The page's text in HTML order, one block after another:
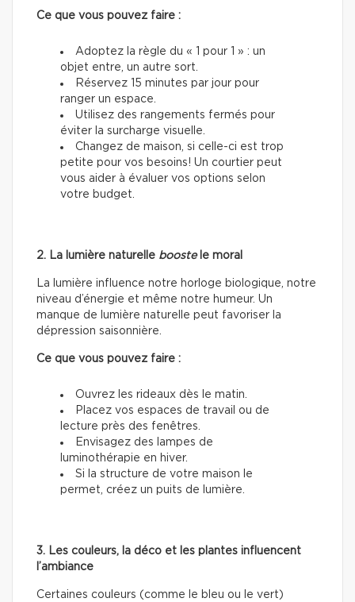
Ce que vous pouvez faire :
Adoptez la règle du « 1 pour 1 » : un
objet entre, un autre sort.
Réservez 15 minutes par jour pour
ranger un espace.
Utilisez des rangements fermés pour
éviter la surcharge visuelle.
Changez de maison, si celle-ci est trop
petite pour vos besoins! Un courtier peut
vous aider à évaluer vos options selon
votre budget.
2. La lumière naturelle boostele moral
La lumière influence notre horloge biologique, notre
niveau d’énergie et même notre humeur. Un
manque de lumière naturelle peut favoriser la
dépression saisonnière.
Ce que vous pouvez faire :
Ouvrez les rideaux dès le matin.
Placez vos espaces de travail ou de
lecture près des fenêtres.
Envisagez des lampes de
luminothérapie en hiver.
Si la structure de votre maison le
permet, créez un puits de lumière.
3. Les couleurs, la déco et les plantes influencent
l’ambiance
Certaines couleurs (comme le bleu ou le vert)